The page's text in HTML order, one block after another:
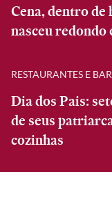
Cena, dentro
nasceu
RESTAURANTES E
Dia dos Pais:
de seus
cozinhas